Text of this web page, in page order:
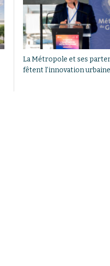
La Métropole et ses
fêtent l’innovation urbaine